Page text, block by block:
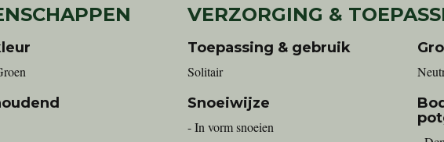
VERZORGING &
Toepassing & gebruik
Solitair
Snoeiwijze
- In vorm snoeien